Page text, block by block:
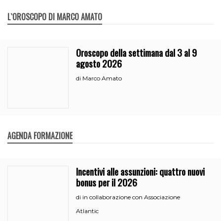
L`OROSCOPO DI MARCO AMATO
Oroscopo della settimana dal 3 al 9
agosto 2026
di Marco Amato
AGENDA FORMAZIONE
Incentivi alle assunzioni: quattro nuovi
bonus per il 2026
di in collaborazione con Associazione
Atlantic